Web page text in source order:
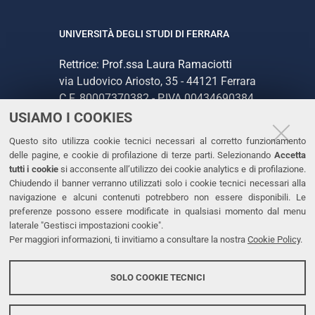
USIAMO I COOKIES
Questo sito utilizza cookie tecnici necessari al corretto funzionamento
delle pagine, e cookie di profilazione di terze parti. Selezionando Accetta
tutti i cookiesi acconsente all’utilizzo dei cookie analytics e di profilazione.
Chiudendo il banner verranno utilizzati solo i cookie tecnici necessari alla
navigazione e alcuni contenuti potrebbero non essere disponibili. Le
preferenze possono essere modificate in qualsiasi momento dal menu
laterale "Gestisci impostazioni cookie".
Per maggiori informazioni, ti invitiamo a consultare la nostra Cookie Policy.
SOLO COOKIE TECNICI
UNIVERSITÀ DEGLI STUDI DI FERRARA
Rettrice: Prof.ssa Laura Ramaciotti
via Ludovico Ariosto, 35 - 44121 Ferrara
C.F. 80007370382 - P.IVA 00434690384
CONTATTI
Tel. +39 0532 293111
Fax. +39 0532 293031
PEC
LINKS
Accessibilità
Protezione dati personali